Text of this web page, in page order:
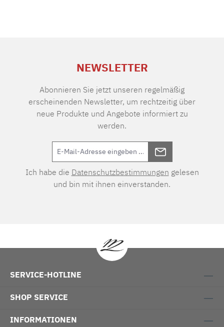
NEWSLETTER
Abonnieren Sie jetzt unseren regelmäßig
erscheinenden Newsletter, um rechtzeitig über
neue Produkte und Angebote informiert zu
werden.
Ich habe die Datenschutzbestimmungen gelesen
und bin mit ihnen einverstanden.
SERVICE-HOTLINE
SHOP SERVICE
INFORMATIONEN